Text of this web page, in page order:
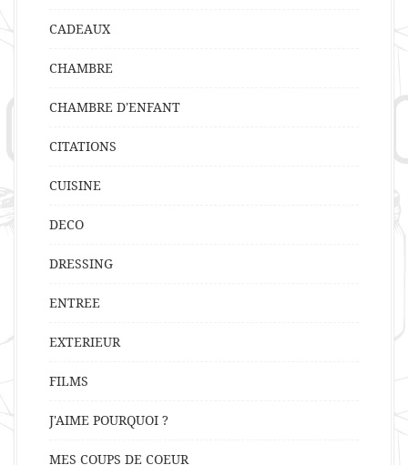
CADEAUX
CHAMBRE
CHAMBRE D'ENFANT
CITATIONS
CUISINE
DECO
DRESSING
ENTREE
EXTERIEUR
FILMS
J'AIME POURQUOI ?
MES COUPS DE COEUR